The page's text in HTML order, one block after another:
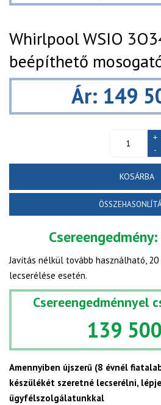
Whirlpool WSIO
beépíthető
Ár: 149
KOSÁRBA
Csereengedmény:
Javítás nélkül tovább használható,
lecserélése esetén.
Csereengedménnyel
139
Amennyiben újszerű (8 évnél
készülékét szeretné lecserélni,
ügyfélszolgálatunkkal